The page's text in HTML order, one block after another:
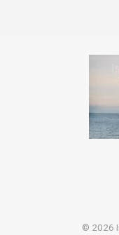
© 2026